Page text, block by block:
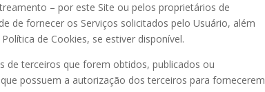
– por este Site ou pelos proprietários de
de fornecer os Serviços solicitados pelo Usuário, além
de Cookies, se estiver disponível.
de terceiros que forem obtidos, publicados ou
possuem a autorização dos terceiros para fornecerem